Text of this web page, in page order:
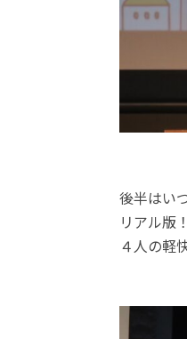
後半はい
リアル版
４人の軽